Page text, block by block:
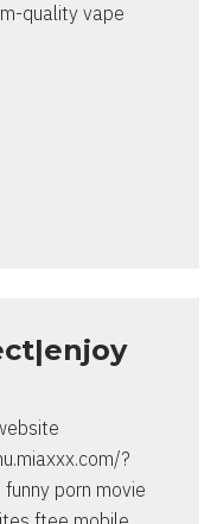
quality vape
?
porn movie